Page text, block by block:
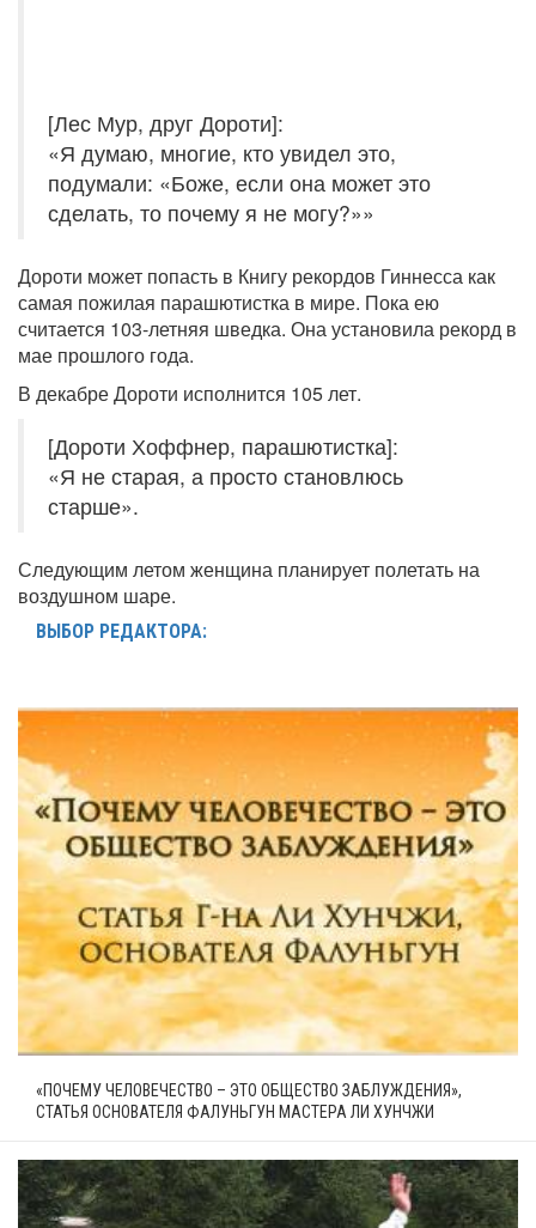
[Лес Мур, друг Дороти]:
«Я думаю, многие, кто увидел это,
подумали: «Боже, если она может это
сделать, то почему я не могу?»»
Дороти может попасть в Книгу рекордов Гиннесса как
самая пожилая парашютистка в мире. Пока ею
считается 103-летняя шведка. Она установила рекорд в
мае прошлого года.
В декабре Дороти исполнится 105 лет.
[Дороти Хоффнер, парашютистка]:
«Я не старая, а просто становлюсь
старше».
Следующим летом женщина планирует полетать на
воздушном шаре.
ВЫБОР РЕДАКТОРА:
«ПОЧЕМУ ЧЕЛОВЕЧЕСТВО – ЭТО ОБЩЕСТВО ЗАБЛУЖДЕНИЯ»,
СТАТЬЯ ОСНОВАТЕЛЯ ФАЛУНЬГУН МАСТЕРА ЛИ ХУНЧЖИ